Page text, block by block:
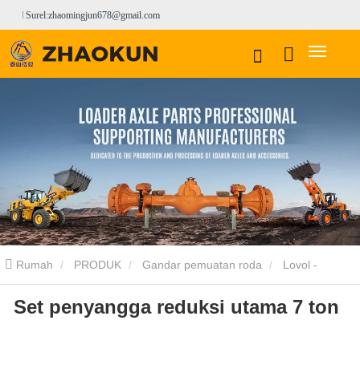
Surel:zhaomingjun678@gmail.com
Rumah PRODUK Gandar pemuatan roda Lovol -
sheeled Axle Set penyangga reduksi utama 7 ton
Set penyangga reduksi utama 7 ton